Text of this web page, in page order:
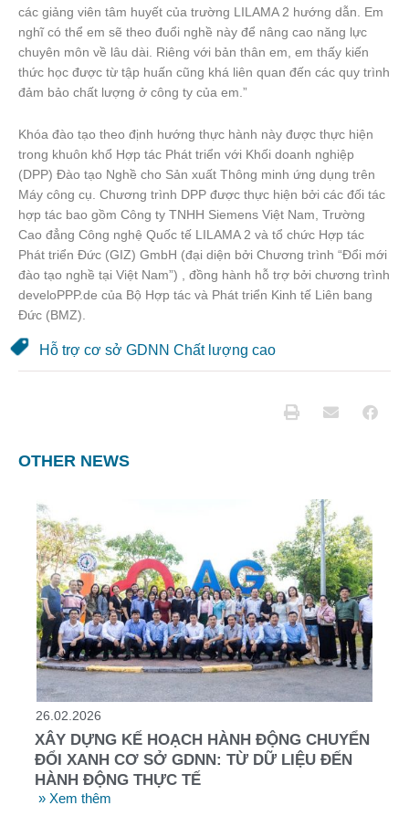
các giảng viên tâm huyết của trường LILAMA 2 hướng dẫn. Em
nghĩ có thể em sẽ theo đuổi nghề này để nâng cao năng lực
chuyên môn về lâu dài. Riêng với bản thân em, em thấy kiến
thức học được từ tập huấn cũng khá liên quan đến các quy trình
đảm bảo chất lượng ở công ty của em.”
Khóa đào tạo theo định hướng thực hành này được thực hiện
trong khuôn khổ Hợp tác Phát triển với Khối doanh nghiệp
(DPP) Đào tạo Nghề cho Sản xuất Thông minh ứng dụng trên
Máy công cụ. Chương trình DPP được thực hiện bởi các đối tác
hợp tác bao gồm Công ty TNHH Siemens Việt Nam, Trường
Cao đẳng Công nghệ Quốc tế LILAMA 2 và tổ chức Hợp tác
Phát triển Đức (GIZ) GmbH (đại diện bởi Chương trình “Đổi mới
đào tạo nghề tại Việt Nam”) , đồng hành hỗ trợ bởi chương trình
develoPPP.de của Bộ Hợp tác và Phát triển Kinh tế Liên bang
Đức (BMZ).
Hỗ trợ cơ sở GDNN Chất lượng cao
OTHER NEWS
26.02.2026
XÂY DỰNG KẾ HOẠCH HÀNH ĐỘNG CHUYỂN
ĐỔI XANH CƠ SỞ GDNN: TỪ DỮ LIỆU ĐẾN
HÀNH ĐỘNG THỰC TẾ
» Xem thêm